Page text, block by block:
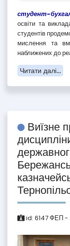
студент-
освіти та
студентів
мислення та
наближених до
Читати далі...
Виїзне
id: 6147ФЕП -